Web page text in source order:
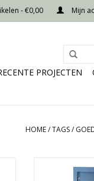
- €0,00 Mijn
PROJECTEN
HOME/TAGS/
-
- Ruimte